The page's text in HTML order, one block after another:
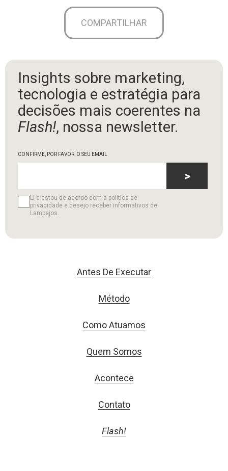
COMPARTILHAR
Insights sobre marketing,
tecnologia e estratégia para
decisões mais coerentes na
Flash!, nossa newsletter.
CONFIRME, POR FAVOR, O SEU EMAIL
Li e estou de acordo com a política de
privacidade e desejo receber informativos de
Lampejos.
>
Antes De Executar
Método
Como Atuamos
Quem Somos
Acontece
Contato
Flash!